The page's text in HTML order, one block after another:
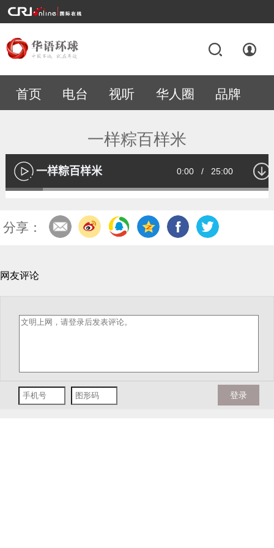
首页 电台 视听 华人圈 品牌
一样粽百样米
播
放
一样粽百样米 Current
0:00 / Duration
25:00
Loaded:
分享：
网友评论
登录